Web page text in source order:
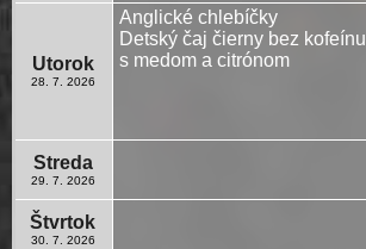
Utorok
28. 7. 2026
Anglické chlebíčky
Detský čaj čierny bez kofeínu
s medom a citrónom
Streda
29. 7. 2026
Štvrtok
30. 7. 2026